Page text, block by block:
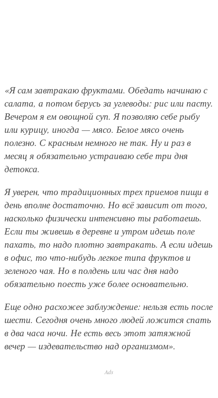
«Я сам завтракаю фруктами. Обедать начинаю с
салата, а потом берусь за углеводы: рис или пасту.
Вечером я ем овощной суп. Я позволяю себе рыбу
или курицу, иногда — мясо. Белое мясо очень
полезно. С красным немного не так. Ну и раз в
месяц я обязательно устраиваю себе три дня
детокса.
Я уверен, что традиционных трех приемов пищи в
день вполне достаточно. Но всё зависит от того,
насколько физически интенсивно ты работаешь.
Если ты живешь в деревне и утром идешь поле
пахать, то надо плотно завтракать. А если идешь
в офис, то что-нибудь легкое типа фруктов и
зеленого чая. Но в полдень или час дня надо
обязательно поесть уже более основательно.
Еще одно расхожее заблуждение: нельзя есть после
шести. Сегодня очень много людей ложится спать
в два часа ночи. Не есть весь этот затяжной
вечер — издевательство над организмом».
Ads